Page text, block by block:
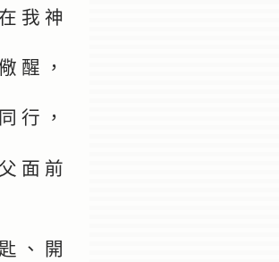
我 神
醒 ，
行 ，
面 前
、 開